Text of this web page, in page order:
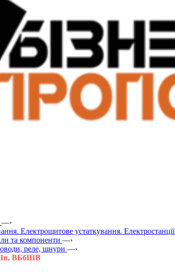
—›
Електрощитове устаткування. Електростанції
та компоненти —›
реле, шнури —›
ВБбШВ